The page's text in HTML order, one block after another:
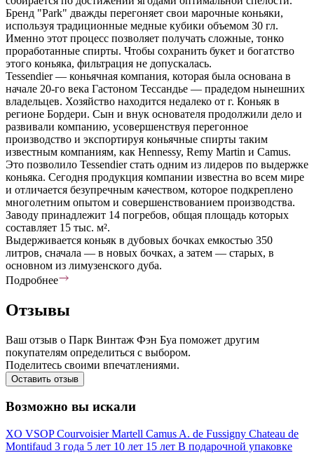
Бренд "Park" дважды перегоняет свои марочные коньяки,
используя традиционные медные кубики объемом 30 гл.
Именно этот процесс позволяет получать сложные, тонко
проработанные спирты. Чтобы сохранить букет и богатство
этого коньяка, фильтрация не допускалась.
Tessendier — коньячная компания, которая была основана в
начале 20-го века Гастоном Тессандье — прадедом нынешних
владельцев. Хозяйство находится недалеко от г. Коньяк в
регионе Бордери. Сын и внук основателя продолжили дело и
развивали компанию, усовершенствуя перегонное
производство и экспортируя коньячные спирты таким
известным компаниям, как Hennessy, Remy Martin и Camus.
Это позволило Tessendier стать одним из лидеров по выдержке
коньяка. Сегодня продукция компании известна во всем мире
и отличается безупречным качеством, которое подкреплено
многолетним опытом и совершенствованием производства.
Заводу принадлежит 14 погребов, общая площадь которых
составляет 15 тыс. м².
Выдерживается коньяк в дубовых бочках емкостью 350
литров, сначала — в новых бочках, а затем — старых, в
основном из лимузенского дуба.
Подробнее
Отзывы
Ваш отзыв о Парк Винтаж Фэн Буа поможет другим
покупателям определиться с выбором.
Поделитесь своими впечатлениями.
Оставить отзыв
Возможно вы искали
XO VSOPCourvoisierMartell Camus A. de Fussigny Chateau de
Montifaud 3 года 5 лет 10 лет 15 лет В подарочной упаковке